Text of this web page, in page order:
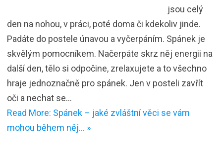
jsou celý
den na nohou, v práci, poté doma či kdekoliv jinde.
Padáte do postele únavou a vyčerpáním. Spánek je
skvělým pomocníkem. Načerpáte skrz něj energii na
další den, tělo si odpočine, zrelaxujete a to všechno
hraje jednoznačně pro spánek. Jen v posteli zavřít
oči a nechat se…
Read More: Spánek – jaké zvláštní věci se vám
mohou během něj… »